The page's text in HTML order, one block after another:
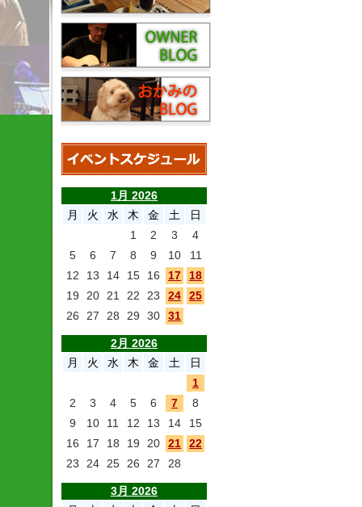
1月 2026
月
火 水 木 金 土
日
1
2 3
4
5
6 7 8 9 10
11
12
13 14 15 16 17
18
19
20 21 22 23 24
25
26
27 28 29 30 31
2月 2026
月
火 水 木 金 土
日
1
2
3 4 5 6 7
8
9
10 11 12 13 14
15
16
17 18 19 20 21
22
23
24 25 26 27 28
3月 2026